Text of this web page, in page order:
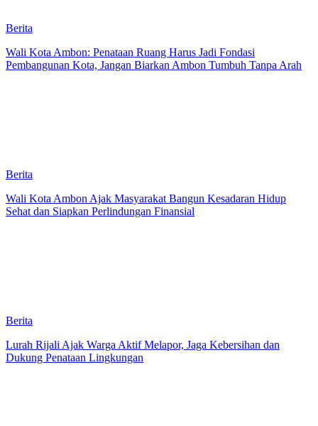
Berita
Wali Kota Ambon: Penataan Ruang Harus Jadi Fondasi
Pembangunan Kota, Jangan Biarkan Ambon Tumbuh Tanpa Arah
Berita
Wali Kota Ambon Ajak Masyarakat Bangun Kesadaran Hidup
Sehat dan Siapkan Perlindungan Finansial
Berita
Lurah Rijali Ajak Warga Aktif Melapor, Jaga Kebersihan dan
Dukung Penataan Lingkungan